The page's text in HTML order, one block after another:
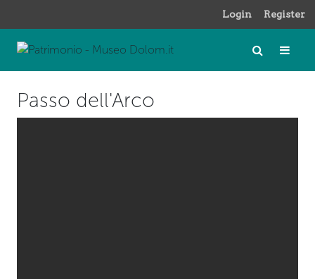
Login Register
Passo dell'Arco